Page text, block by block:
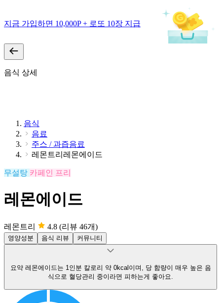
지금 가입하면 10,000P + 로또 10장 지급
음식 상세
음식
음료
주스 / 과즙음료
레몬트리레몬에이드
무설탕 카페인 프리
레몬에이드
레몬트리 4.8 (리뷰 46개)
영양성분 음식 리뷰 커뮤니티
요약 레몬에이드는 1인분 칼로리 약 0kcal이며, 당 함량이 매우 높은 음
식으로 혈당관리 중이라면 피하는게 좋아요.